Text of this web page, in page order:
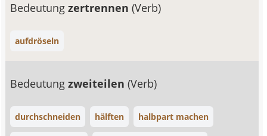
Bedeutungzertrennen(Verb)
aufdröseln
Bedeutungzweiteilen(Verb)
durchschneiden hälften halbpart machen